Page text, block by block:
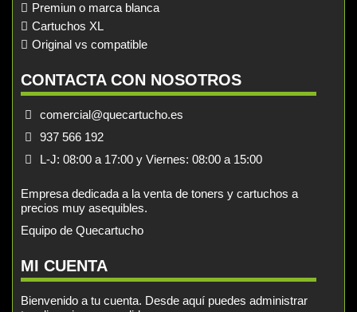
Premiun o marca blanca
Cartuchos XL
Original vs compatible
CONTACTA CON NOSOTROS
comercial@quecartucho.es
937 566 192
L-J: 08:00 a 17:00 y Viernes: 08:00 a 15:00
Empresa dedicada a la venta de toners y cartuchos a
precios muy asequibles.
Equipo de Quecartucho
MI CUENTA
Bienvenido a tu cuenta. Desde aquí puedes administrar